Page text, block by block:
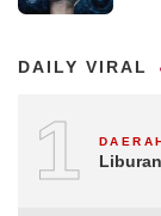
DAILY VIRAL
1